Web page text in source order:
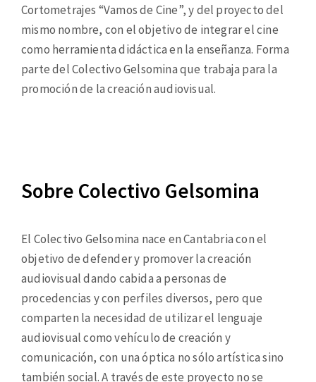
Cortometrajes “Vamos de Cine”, y del proyecto del
mismo nombre, con el objetivo de integrar el cine
como herramienta didáctica en la enseñanza. Forma
parte del Colectivo Gelsomina que trabaja para la
promoción de la creación audiovisual.
Sobre Colectivo Gelsomina
El Colectivo Gelsomina nace en Cantabria con el
objetivo de defender y promover la creación
audiovisual dando cabida a personas de
procedencias y con perfiles diversos, pero que
comparten la necesidad de utilizar el lenguaje
audiovisual como vehículo de creación y
comunicación, con una óptica no sólo artística sino
también social. A través de este proyecto no se